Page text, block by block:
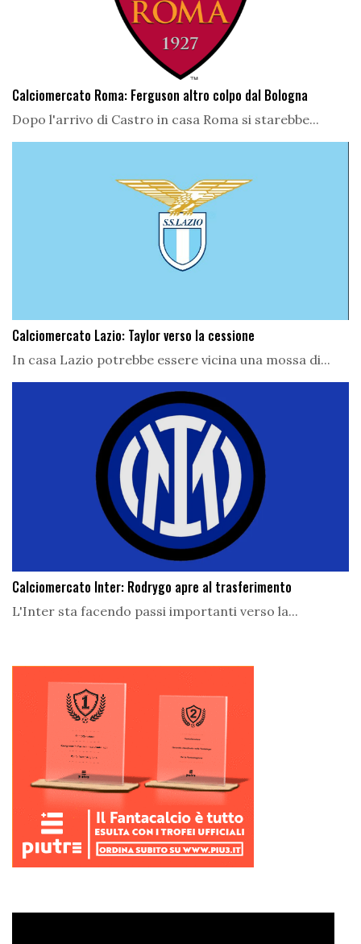
Calciomercato Roma: Ferguson altro colpo dal Bologna
Dopo l'arrivo di Castro in casa Roma si starebbe...
Calciomercato Lazio: Taylor verso la cessione
In casa Lazio potrebbe essere vicina una mossa di...
Calciomercato Inter: Rodrygo apre al trasferimento
L'Inter sta facendo passi importanti verso la...